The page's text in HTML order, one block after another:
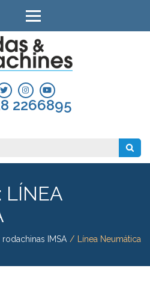
2266895
Buscar:
LÍNEA
rodachinas IMSA / Línea Neumática